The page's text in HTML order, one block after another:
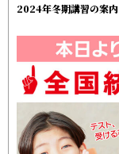
2024年冬期講習の案内